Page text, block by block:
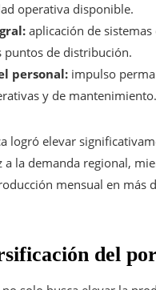
operativa disponible.
aplicación de
puntos de distribución.
personal: impulso
y de mantenimiento.
logró elevar
la demanda regional,
mensual en más
del